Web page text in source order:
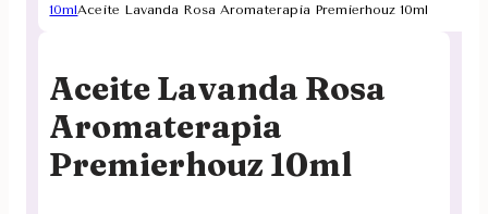
10mlAceite Lavanda Rosa Aromaterapia Premierhouz 10ml
Aceite Lavanda Rosa
Aromaterapia
Premierhouz 10ml